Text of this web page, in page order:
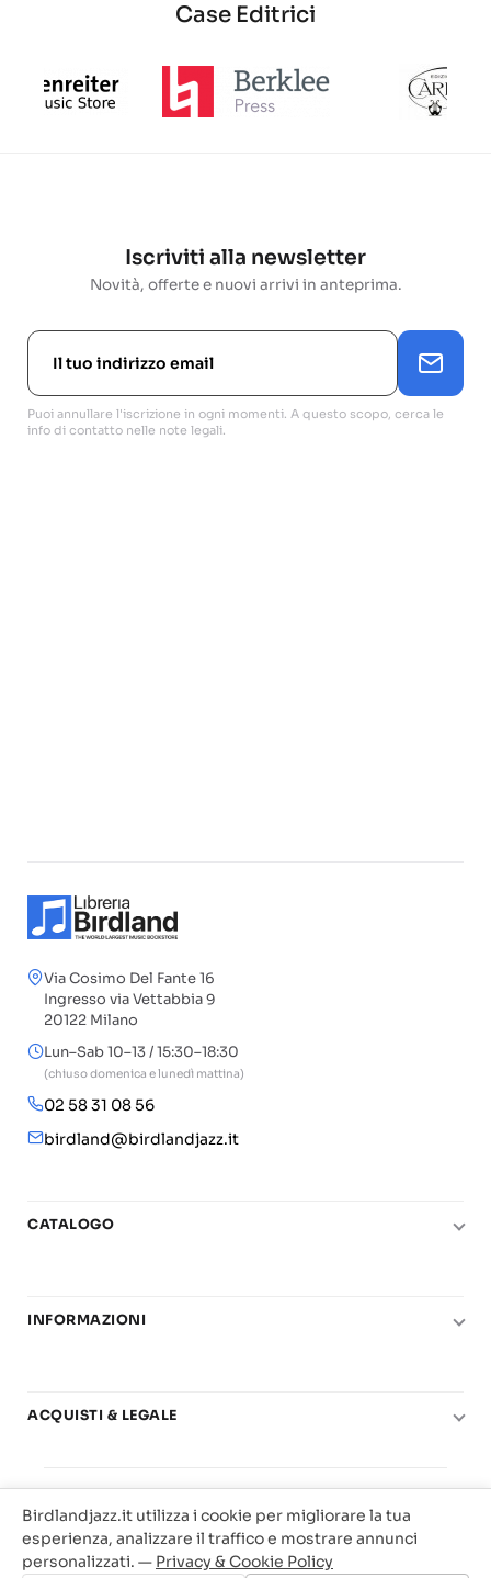
Case Editrici
Iscriviti alla newsletter
Novità, offerte e nuovi arrivi in anteprima.
Puoi annullare l'iscrizione in ogni momenti. A questo scopo, cerca le
info di contatto nelle note legali.
Via Cosimo Del Fante 16
Ingresso via Vettabbia 9
20122 Milano
Lun–Sab 10–13 / 15:30–18:30
(chiuso domenica e lunedì mattina)
02 58 31 08 56
birdland@birdlandjazz.it
CATALOGO
Chitarra
Basi play-along
Offerte
INFORMAZIONI
Carta del Docente
ACQUISTI & LEGALE
Privacy & Cookie
Traccia il tuo ordine
Birdland Milano. P.Iva 12093700156
Web Agency Milano
Birdlandjazz.it utilizza i cookie per migliorare la tua
esperienza, analizzare il traffico e mostrare annunci
personalizzati. — Privacy & Cookie Policy